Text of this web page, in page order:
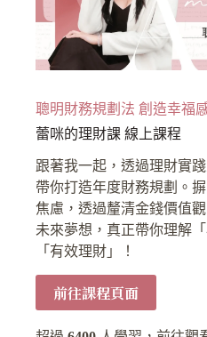
聰明財務規劃法 創造幸福
蕾咪的理財課 線上課程
跟著我一起，透過理財實
帶你打造年度財務規劃。
焦慮，透過釐清金錢價值
未來夢想，真正帶你理解
「有效理財」！
前往課程頁面